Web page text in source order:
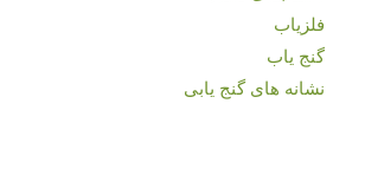
فلزیاب
گنج یاب
نشانه های گنج یابی